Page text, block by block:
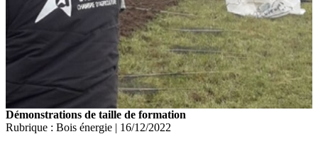
Démonstrations de taille de formation
Rubrique : Bois énergie | 16/12/2022